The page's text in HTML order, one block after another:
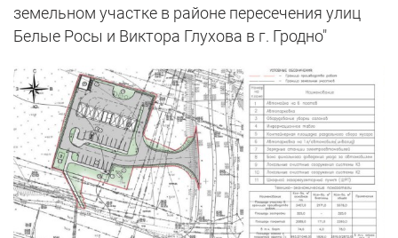
земельном участке в районе пересечения улиц
Белые Росы и Виктора Глухова в г. Гродно"